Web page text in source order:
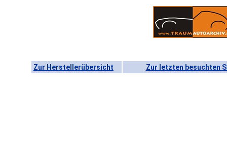
Zur Herstellerübersicht Zur letzten besuchten